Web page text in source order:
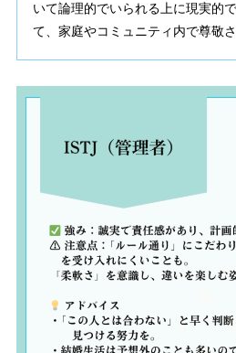
いて論理的でいられる上に現実的
て、家庭やコミュニティ内で尊敬